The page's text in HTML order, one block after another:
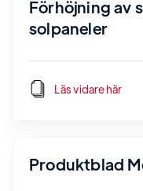
Förhöjning av
solpaneler
Läs vidare här
Produktblad